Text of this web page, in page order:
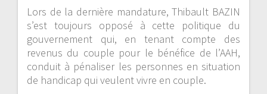
Lors de la dernière mandature, Thibault BAZIN
s’est toujours opposé à cette politique du
gouvernement qui, en tenant compte des
revenus du couple pour le bénéfice de l’AAH,
conduit à pénaliser les personnes en situation
de handicap qui veulent vivre en couple.